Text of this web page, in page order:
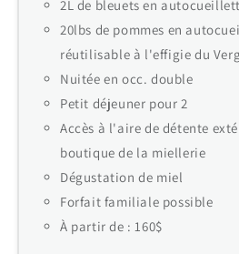
2L de bleuets en
20lbs de pommes en
réutilisable à l'effigie du
Nuitée en occ. double
Petit déjeuner pour 2
Accès à l'aire de détente
boutique de la miellerie
Dégustation de miel
Forfait familiale possible
À partir de : 160$